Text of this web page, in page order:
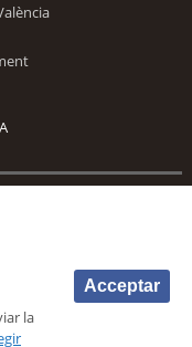
|AVÍS LEGAL
la
Acceptar